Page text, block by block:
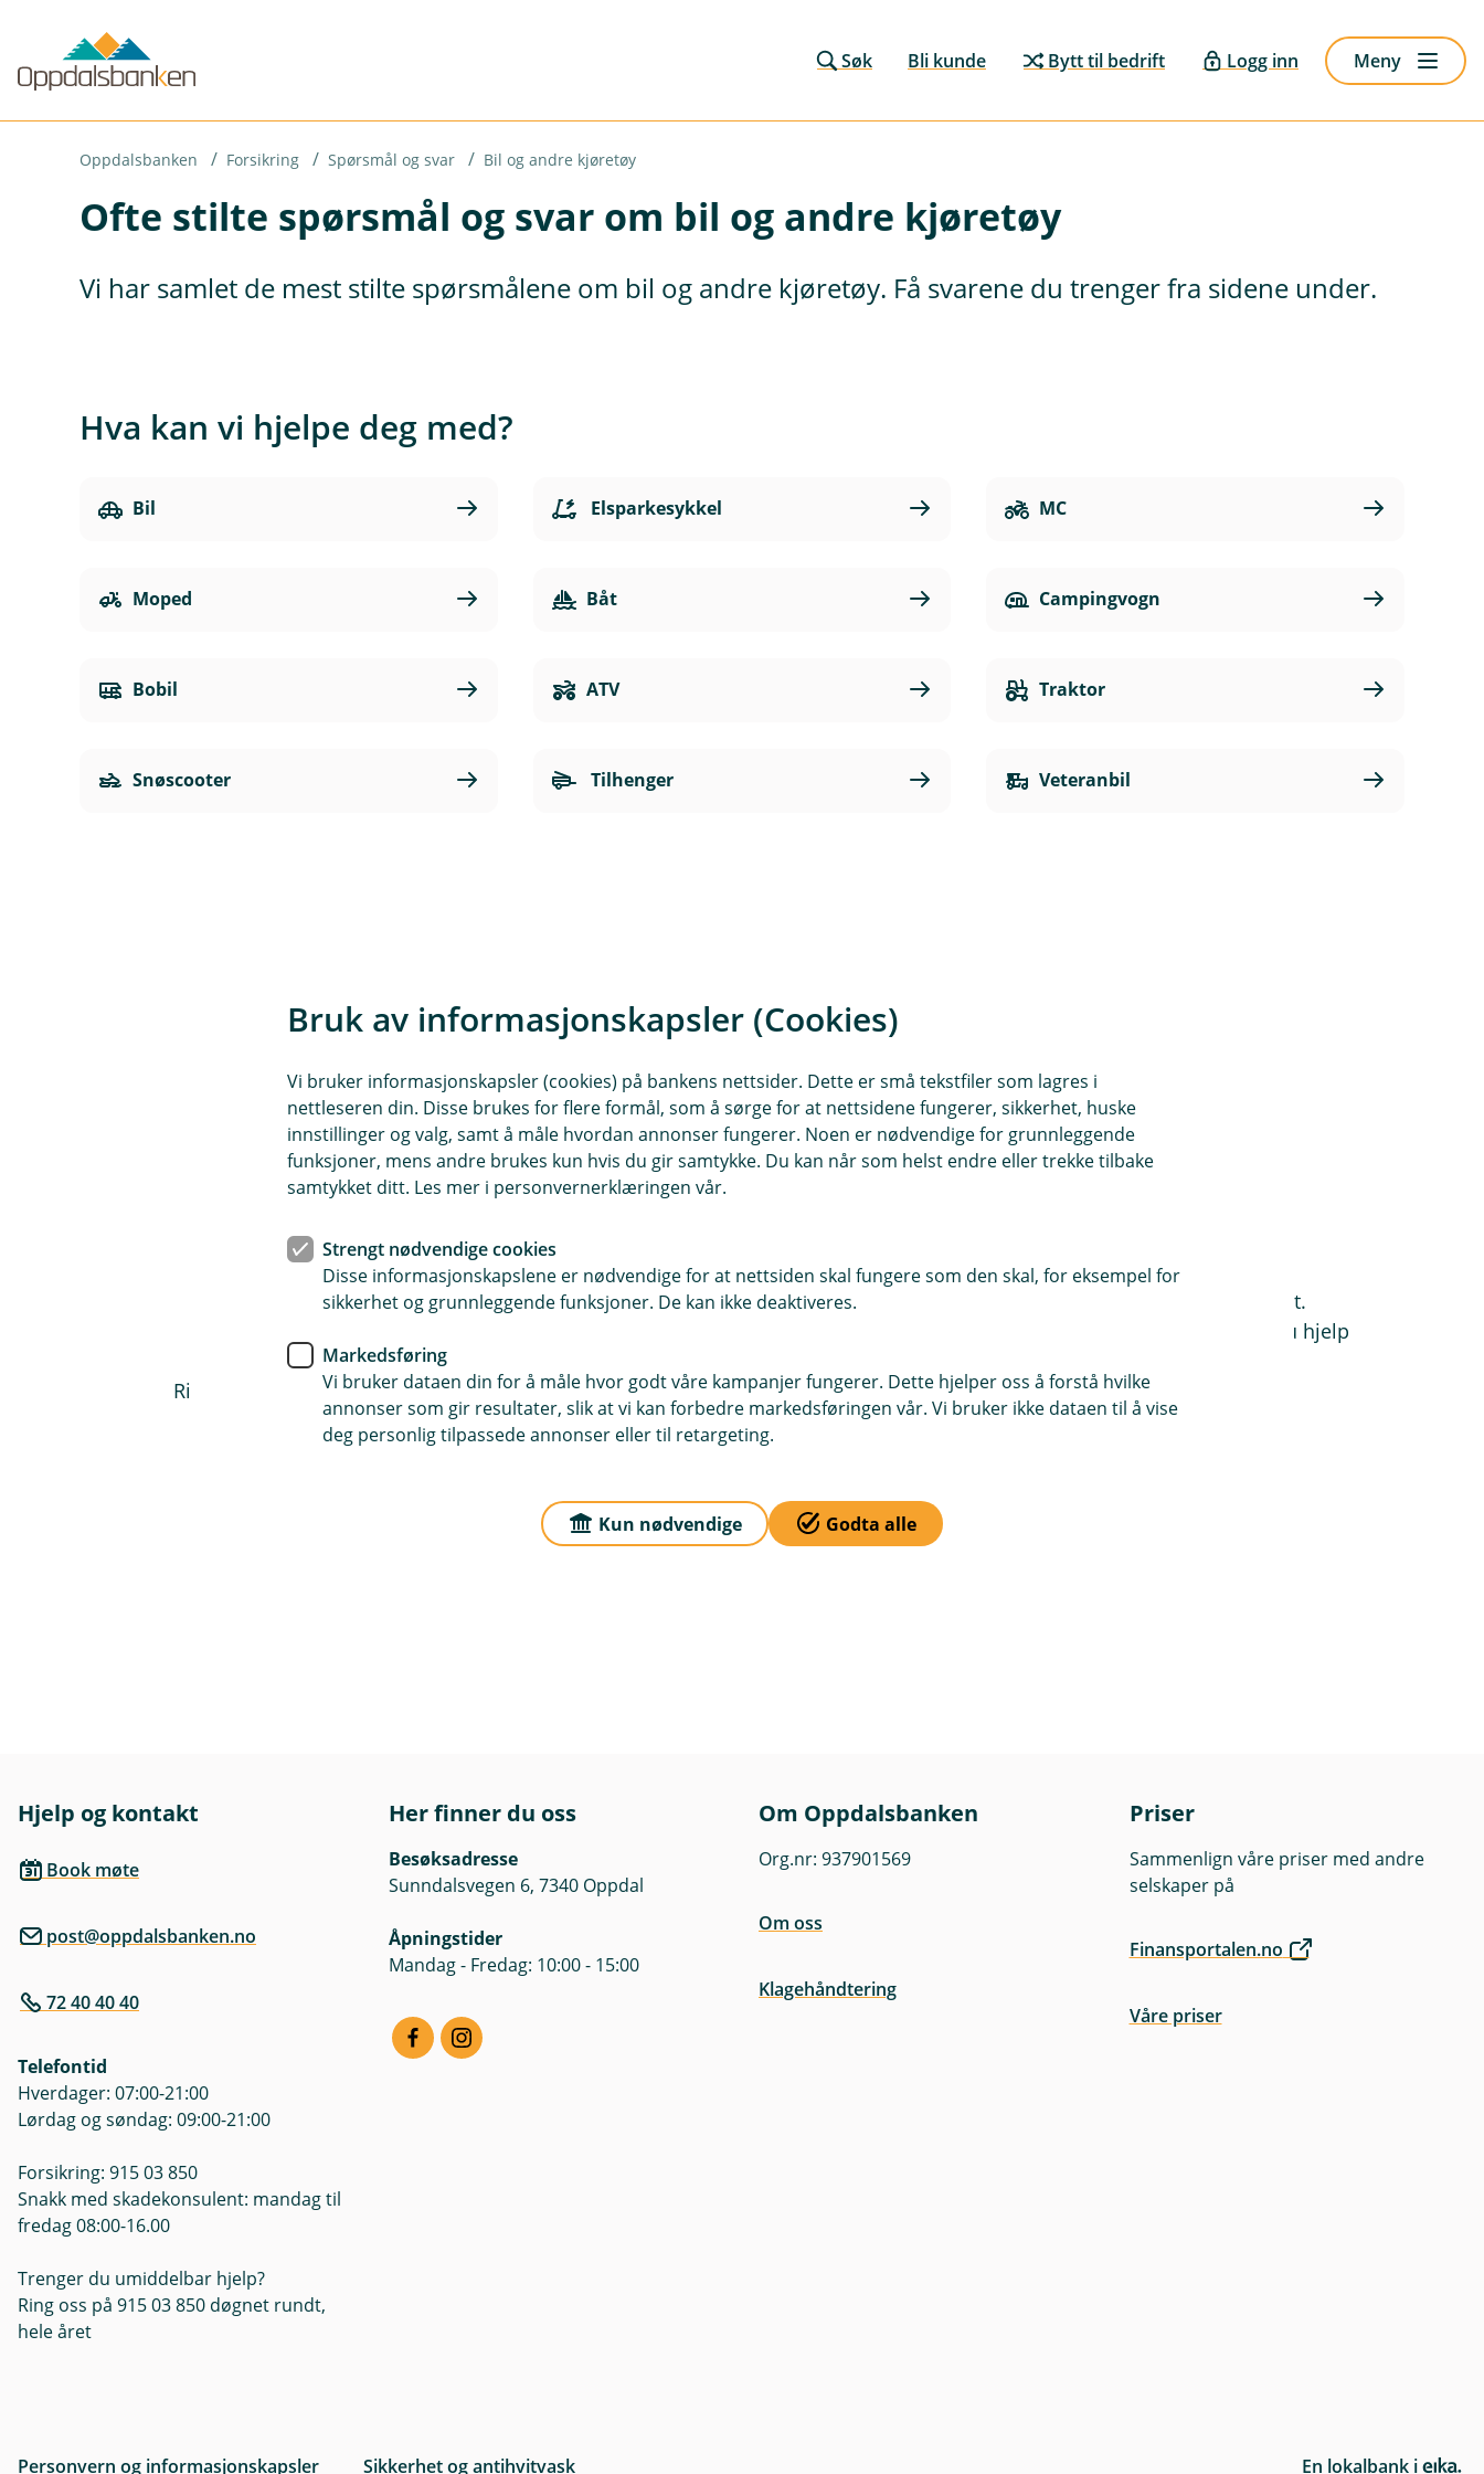
Søk Bli kunde Bytt til bedrift Logg inn Meny
Oppdalsbanken Forsikring Spørsmål og svar Bil og andre kjøretøy
Ofte stilte spørsmål og svar om bil og andre kjøretøy
Vi har samlet de mest stilte spørsmålene om bil og andre kjøretøy. Få svarene du trenger fra sidene under.
Hva kan vi hjelpe deg med?
Bil Elsparkesykkel MC
Moped Båt Campingvogn
Bobil ATV Traktor
Snøscooter Tilhenger Veteranbil
Veihjelp
Ring oss på telefon 62 51 83 88
Veihjelp i utlandet
Ring SOS International på telefon +47 22 22 77 06
Akutt hjelp i utlandet
Ved akutt sykdom eller alvorlig ulykke i utlandet.
SOS International har døgnåpen alarmsentral får du hjelp
Ring oss på telefon +45 70 10 50 50
Hjelp og kontakt
Book møte
post@oppdalsbanken.no
72 40 40 40
Telefontid
Hverdager: 07:00-21:00
Lørdag og søndag: 09:00-21:00
Forsikring: 915 03 850
Snakk med skadekonsulent: mandag til
fredag 08:00-16.00
Trenger du umiddelbar hjelp?
Ring oss på 915 03 850 døgnet rundt,
hele året
Her finner du oss
Besøksadresse
Sunndalsvegen 6, 7340 Oppdal
Åpningstider
Mandag - Fredag: 10:00 - 15:00
Om Oppdalsbanken
Org.nr: 937901569
Om oss
Klagehåndtering
Priser
Sammenlign våre priser med andre
selskaper på
Finansportalen.no
Våre priser
Personvern og informasjonskapsler Sikkerhet og antihvitvask En lokalbank i
E
Bruk av informasjonskapsler (Cookies)
Vi bruker informasjonskapsler (cookies) på bankens nettsider. Dette er små tekstfiler som lagres i
nettleseren din. Disse brukes for flere formål, som å sørge for at nettsidene fungerer, sikkerhet, huske
innstillinger og valg, samt å måle hvordan annonser fungerer. Noen er nødvendige for grunnleggende
funksjoner, mens andre brukes kun hvis du gir samtykke. Du kan når som helst endre eller trekke tilbake
samtykket ditt. Les mer i personvernerklæringen vår.
Strengt nødvendige cookies
Disse informasjonskapslene er nødvendige for at nettsiden skal fungere som den skal, for eksempel for
sikkerhet og grunnleggende funksjoner. De kan ikke deaktiveres.
Markedsføring
Vi bruker dataen din for å måle hvor godt våre kampanjer fungerer. Dette hjelper oss å forstå hvilke
annonser som gir resultater, slik at vi kan forbedre markedsføringen vår. Vi bruker ikke dataen til å vise
deg personlig tilpassede annonser eller til retargeting.
Kun nødvendige Godta alle